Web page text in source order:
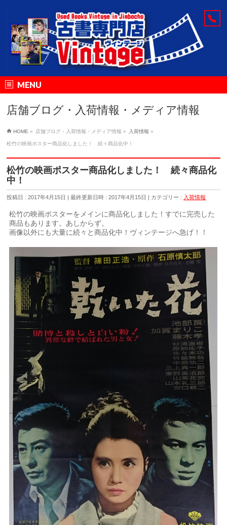
MENU
店舗ブログ・入荷情報・メディア情報
HOME » 店舗ブログ・入荷情報・メディア情報 » 入荷情報 »
松竹の映画ポスター商品化しました！ 続々商品化中！
松竹の映画ポスター商品化しました！ 続々商品化
中！
投稿日 : 2017年4月15日 最終更新日時 : 2017年4月15日 カテゴリー : 入荷情報
松竹の映画ポスターをメインに商品化しました！すでに完売した
商品もあります。あしからず。
画像以外にも大量に続々と商品化中！ヴィンテージへ急げ！！